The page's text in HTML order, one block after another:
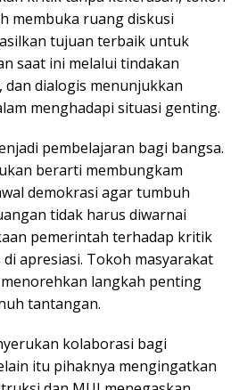
membuka ruang diskusi
tujuan terbaik untuk
saat ini melalui tindakan
dialogis menunjukkan
menghadapi situasi genting.
pembelajaran bagi bangsa.
berarti membungkam
demokrasi agar tumbuh
tidak harus diwarnai
pemerintah terhadap kritik
apresiasi. Tokoh masyarakat
langkah penting
tantangan.
kolaborasi bagi
itu pihaknya mengingatkan